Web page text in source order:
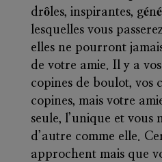
drôles, inspirantes,
lesquelles vous
elles ne pourront
de votre amie. Il y a
copines de boulot, vos
copines, mais votre
seule, l’unique et vous
d’autre comme elle.
approchent mais que